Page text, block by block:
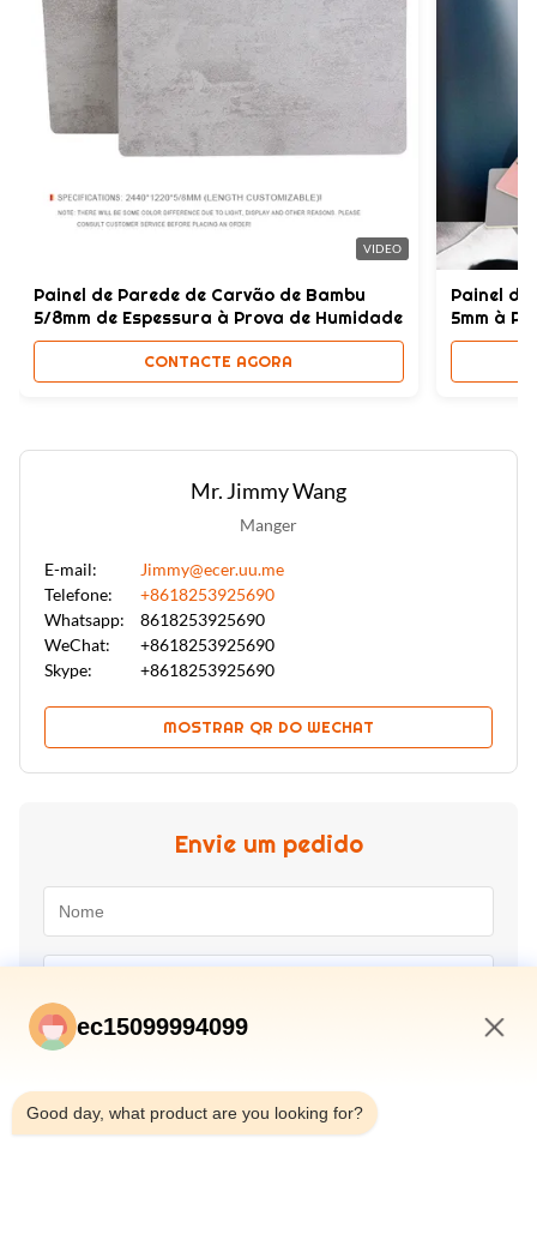
Painel de parede de WPC
Certificate:
ISO9001
O PVC Co expulsou painel de parede,
A instalação fácil do painel de parede de WPC
VIDEO
Painel de Parede de Carvão de Bambu
5/8mm de Espessura à Prova de Humidade
CONTACTE AGORA
Painel de
5mm à
Mr. Jimmy Wang
Manger
E-mail:
Jimmy@ecer.uu.me
Telefone:
+8618253925690
Whatsapp:
8618253925690
WeChat:
+8618253925690
Skype:
+8618253925690
MOSTRAR QR DO WECHAT
Envie um pedido
ec15099994099
Good day, what product are you looking for?